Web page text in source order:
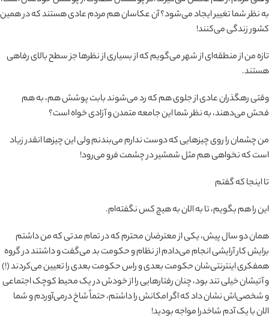
به نظر شما تغییر ایجاد می‌شود؟ آن عکاسان هم مردم عادی هستند که در همین
کشور زندگی می‌کنند!
تازه من از منطقه‌‌ای از شهر می‌گویم که از بسیاری از نظرها جز سطح بالای رفاهی
هستند.
وقتی رهگذران عادی از جلوی هم که رد می‌شوند بابت پوشش هم، به هم
فحش می‌دهند، به نظر شما این جامعه متمدن و آزادی خواه است؟
من چشمان را روی چیزهایی که دوست ندارم می‌بندنم ولی این چیزها انقدر زیاد
است که نخواهی هم مثل شمشیر در چشمت فرو می‌رود!
تا اینجا که گفتم
این را هم بگویم، تا به الان به هیچ کس نگفته‌ام.
همان دو سال پیش، یکی از معترضان محترم که در تمام مدتی که من داشتم
برایش کار آرایشی انجام می‌دادم از نظام و حکومت بد می‌گفت و داشتند در گروه
همفکری اینترنتی‌شان حکومت بعدی و راس حکومت بعدی را تعیین می‌کردند (!)
و آتیشان خیلی تند بود، چنان رفتارهایی را از خودش در یک محیط کوچک اجتماعی
و شخصی‌اش نشان داد که اگر امکانش را داشتم، حتماً شاخ در‌می‌آوردم و شما
الان با یک آدم شاخدرا مواجه بودید!